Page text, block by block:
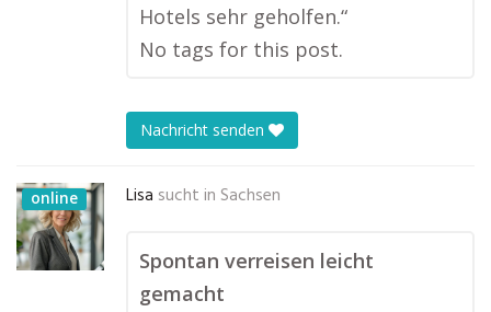
Hotels sehr geholfen.“
No tags for this post.
Nachricht senden
online Lisa sucht in Sachsen
Spontan verreisen leicht
gemacht